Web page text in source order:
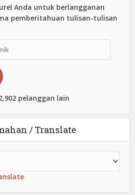
Anda untuk berlangganan
pemberitahuan tulisan-tulisan
pelanggan lain
/ Translate